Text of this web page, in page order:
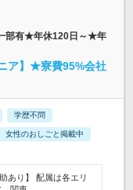
部有★年休120日～★年
ア】★寮費95%会社
学歴不問
女性のおしごと掲載中
あり】 配属は各エリ